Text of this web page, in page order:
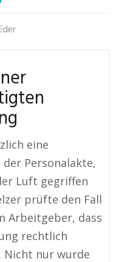
eine
Personalakte,
Luft gegriffen
prüfte den Fall
Arbeitgeber, dass
rechtlich
Nicht nur wurde